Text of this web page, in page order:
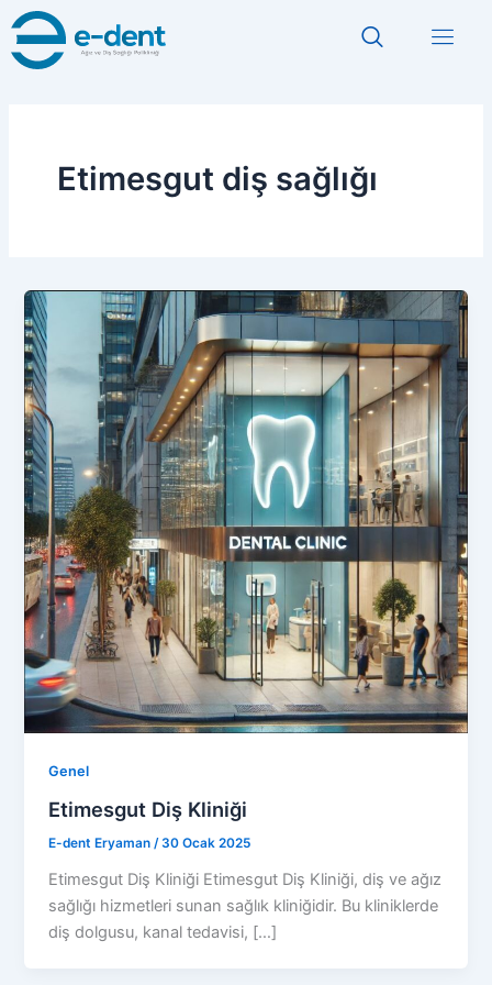
İçeriğe
atla
Etimesgut diş sağlığı
Genel
Etimesgut Diş Kliniği
E-dent Eryaman /30 Ocak 2025
Etimesgut Diş Kliniği Etimesgut Diş Kliniği, diş ve ağız
sağlığı hizmetleri sunan sağlık kliniğidir. Bu kliniklerde
diş dolgusu, kanal tedavisi, […]